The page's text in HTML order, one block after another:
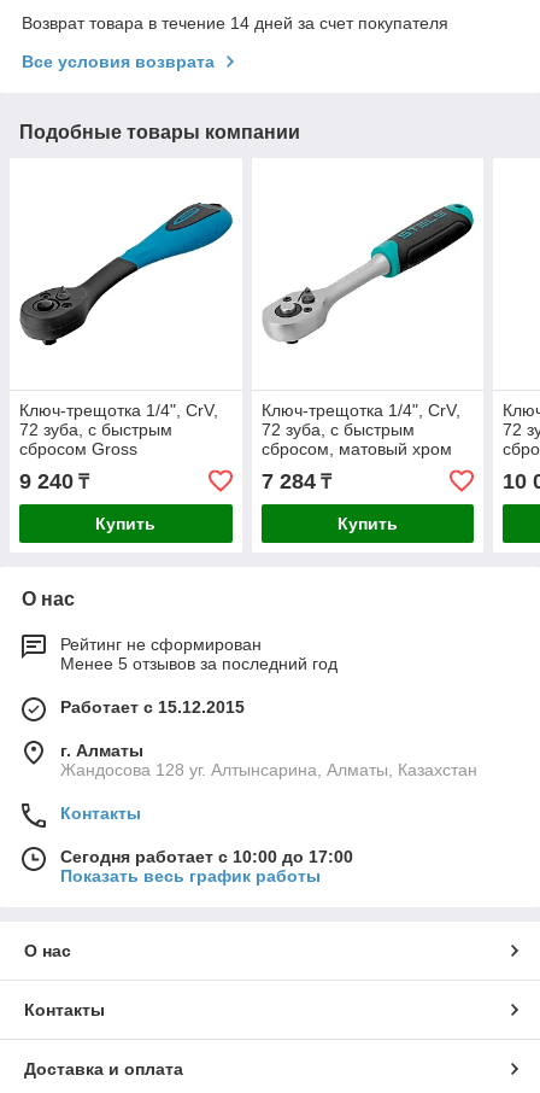
Возврат товара в течение 14 дней за счет покупателя
Все условия возврата
Подобные товары компании
Ключ-трещотка 1/4", CrV,
72 зуба, с быстрым
сбросом Gross
9 240 ₸
Купить
Ключ-трещотка 1/4", CrV,
72 зуба, с быстрым
сбросом, матовый хром
7 284₸
Купить
72
10
О нас
Рейтинг не сформирован
Менее 5 отзывов за последний год
Работает с 15.12.2015
г. Алматы
Жандосова 128 уг. Алтынсарина, Алматы, Казахстан
Контакты
Сегодня работает с 10:00 до 17:00
Показать весь график работы
О нас
Контакты
Доставка и оплата